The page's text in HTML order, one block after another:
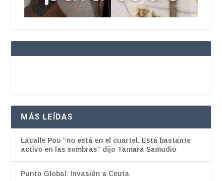
MÁS LEÍDAS
Lacalle Pou “no está en el cuartel. Está bastante
activo en las sombras” dijo Tamara Samudio
Punto Global: Invasión a Ceuta